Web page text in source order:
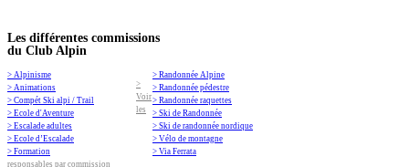
Les différentes commissions
du Club Alpin
> Alpinisme
> Animations
> Compét Ski alpi / Trail
> Ecole d'Aventure
> Escalade adultes
> Ecole d’Escalade
> Formation
> Randonnée Alpine
> Randonnée pédestre
> Randonnée raquettes
> Ski de Randonnée
> Ski de randonnée nordique
> Vélo de montagne
> Via Ferrata
>
Voir
les
responsables par commission